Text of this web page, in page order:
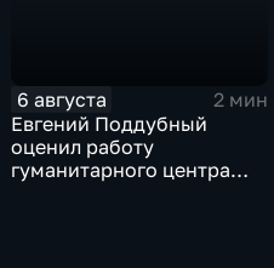
6 августа
2 мин
Евгений Поддубный
оценил работу
гуманитарного центра